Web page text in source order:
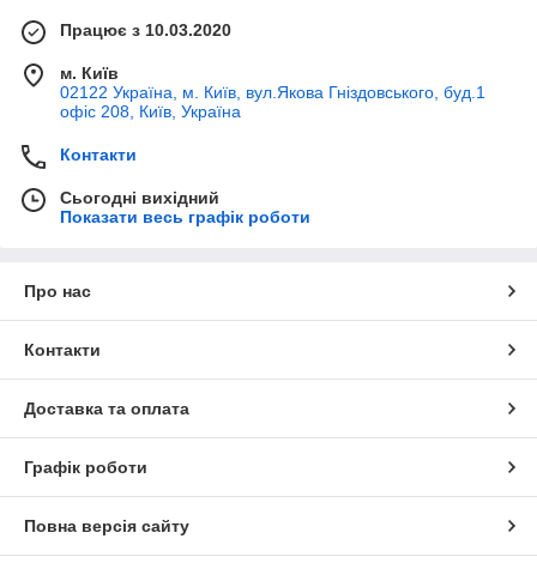
Працює з 10.03.2020
м. Київ
02122 Україна, м. Київ, вул.Якова Гніздовського, буд.1
офіс 208, Київ, Україна
Контакти
Сьогодні вихідний
Показати весь графік роботи
Про нас
Контакти
Доставка та оплата
Графік роботи
Повна версія сайту